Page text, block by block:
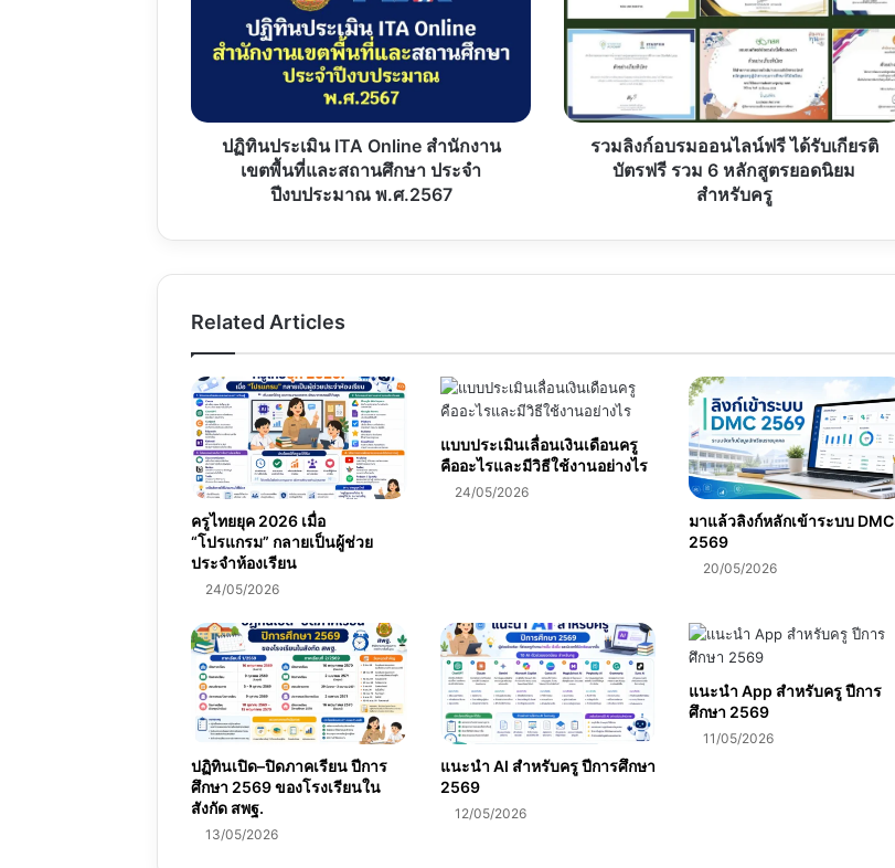
สำนักงาน
เขต
สถาน
ศึกษาปฏิทินประเมิน ITA Online สำนักงาน
เขตพื้นที่และสถานศึกษา ประจำ
ปีงบประมาณ พ.ศ.2567
ฟรี
บัตร
ยอด
รวมลิงก์อบรมออนไลน์ฟรี ได้รับเกียรติ
บัตรฟรี รวม 6 หลักสูตรยอดนิยม
สำหรับครู
Related Articles
ครูไทยยุค 2026 เมื่อ
“โปรแกรม” กลายเป็นผู้ช่วย
ประจำห้องเรียน
24/05/2026
แบบประเมินเลื่อนเงินเดือนครู
คืออะไรและมีวิธีใช้งานอย่างไร
24/05/2026
มาแล้วลิงก์หลักเข้าระบบ DMC
2569
20/05/2026
ปฏิทินเปิด–ปิดภาคเรียน ปีการ
ศึกษา 2569 ของโรงเรียนใน
สังกัด สพฐ.
13/05/2026
แนะนำ AI สำหรับครู ปีการศึกษา
2569
12/05/2026
แนะนำ App สำหรับครู ปีการ
ศึกษา 2569
11/05/2026